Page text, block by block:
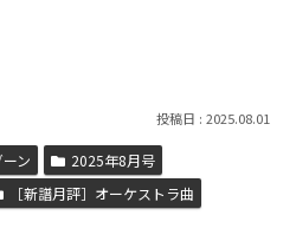
2025.08.01
ン
2025年8月号
［新譜月評］オーケストラ曲